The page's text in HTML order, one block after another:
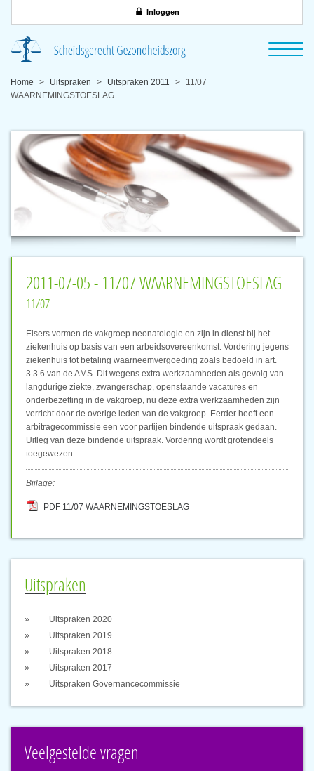
Inloggen
Home Uitspraken Uitspraken 2011
11/07
WAARNEMINGSTOESLAG
Uitspraken
Uitspraken 2020
Uitspraken 2019
Uitspraken 2018
Uitspraken 2017
Uitspraken Governancecommissie
Veelgestelde vragen
2011-07-05 - 11/07 WAARNEMINGSTOESLAG
11/07
Eisers vormen de vakgroep neonatologie en zijn in dienst bij het
ziekenhuis op basis van een arbeidsovereenkomst. Vordering jegens
ziekenhuis tot betaling waarneemvergoeding zoals bedoeld in art.
3.3.6 van de AMS. Dit wegens extra werkzaamheden als gevolg van
langdurige ziekte, zwangerschap, openstaande vacatures en
onderbezetting in de vakgroep, nu deze extra werkzaamheden zijn
verricht door de overige leden van de vakgroep. Eerder heeft een
arbitragecommissie een voor partijen bindende uitspraak gedaan.
Uitleg van deze bindende uitspraak. Vordering wordt grotendeels
toegewezen.
Bijlage:
PDF 11/07 WAARNEMINGSTOESLAG